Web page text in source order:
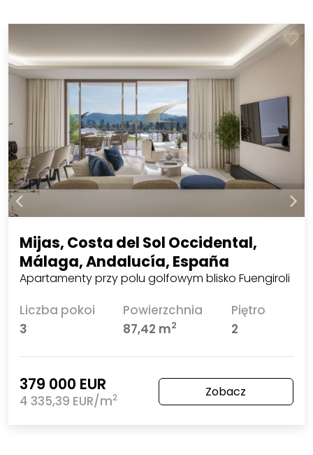
Mijas, Costa del Sol Occidental,
Málaga, Andalucía, España
Apartamenty przy polu golfowym blisko Fuengiroli
Liczba pokoi
3
Powierzchnia
87,42 m2
Piętro
2
379 000 EUR
4 335,39 EUR/m2 Zobacz